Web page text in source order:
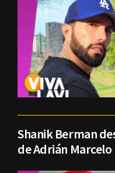
Shanik Berman
de Adrián Marcelo